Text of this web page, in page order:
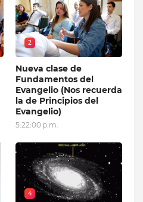
2
Nueva clase de
Fundamentos del
Evangelio (Nos recuerda
la de Principios del
Evangelio)
5:22:00 p.m.
4